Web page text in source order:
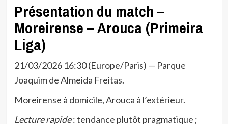
Présentation du match –
Moreirense – Arouca (Primeira
Liga)
21/03/2026 16:30 (Europe/Paris) — Parque
Joaquim de Almeida Freitas.
Moreirense à domicile, Arouca à l’extérieur.
Lecture rapide: tendance plutôt pragmatique ;